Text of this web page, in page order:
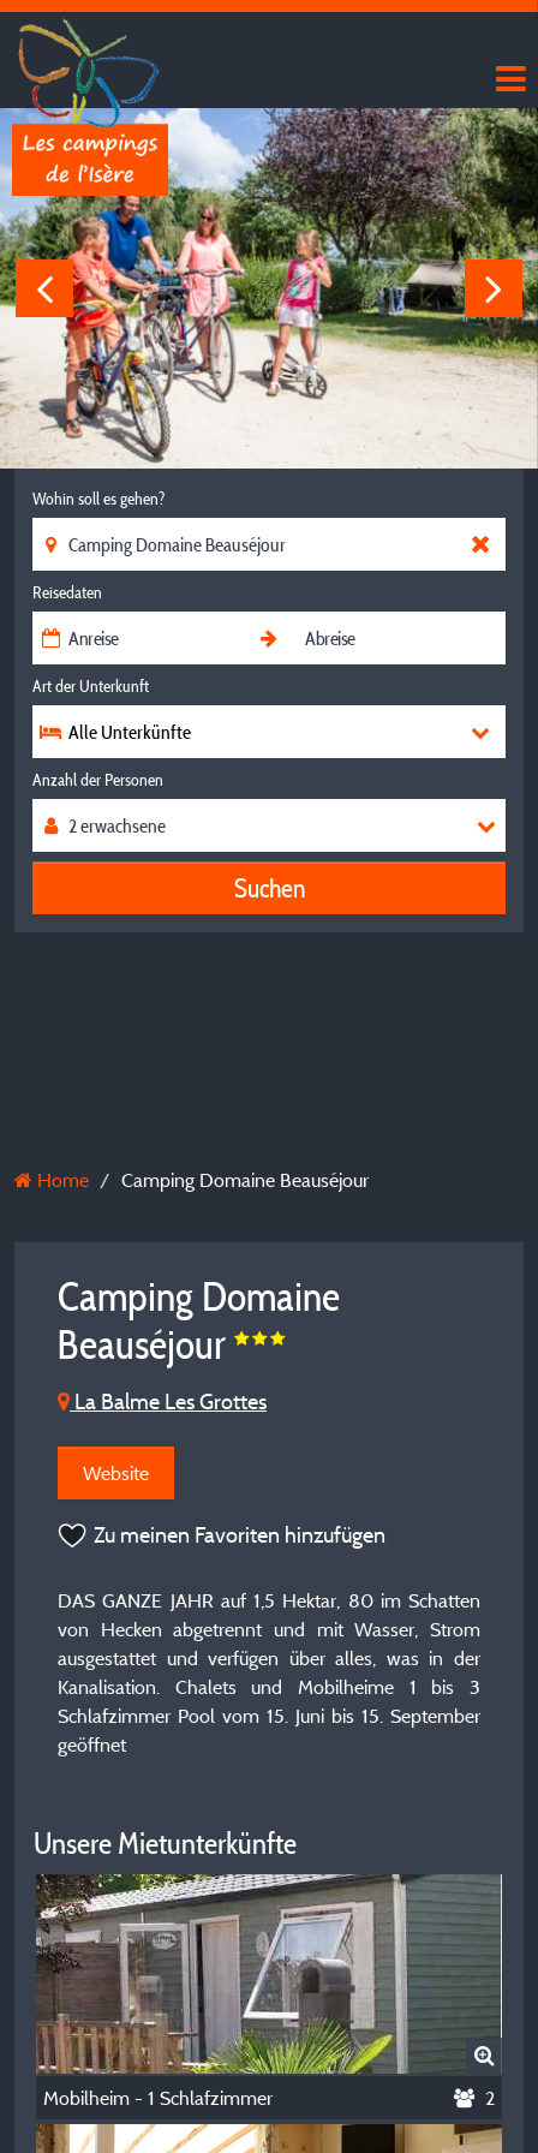
Wohin soll es gehen?
Reisedaten
Art der Unterkunft
Alle Unterkünfte
Anzahl der Personen
Suchen
Home Camping Domaine Beauséjour
Camping Domaine
Beauséjour
La Balme Les Grottes
Website
Zu meinen Favoriten hinzufügen
DAS GANZE JAHR auf 1,5 Hektar, 80 im Schatten
von Hecken abgetrennt und mit Wasser, Strom
ausgestattet und verfügen über alles, was in der
Kanalisation. Chalets und Mobilheime 1 bis 3
Schlafzimmer Pool vom 15. Juni bis 15. September
geöffnet
Unsere Mietunterkünfte
Mobilheim - 1 Schlafzimmer 2